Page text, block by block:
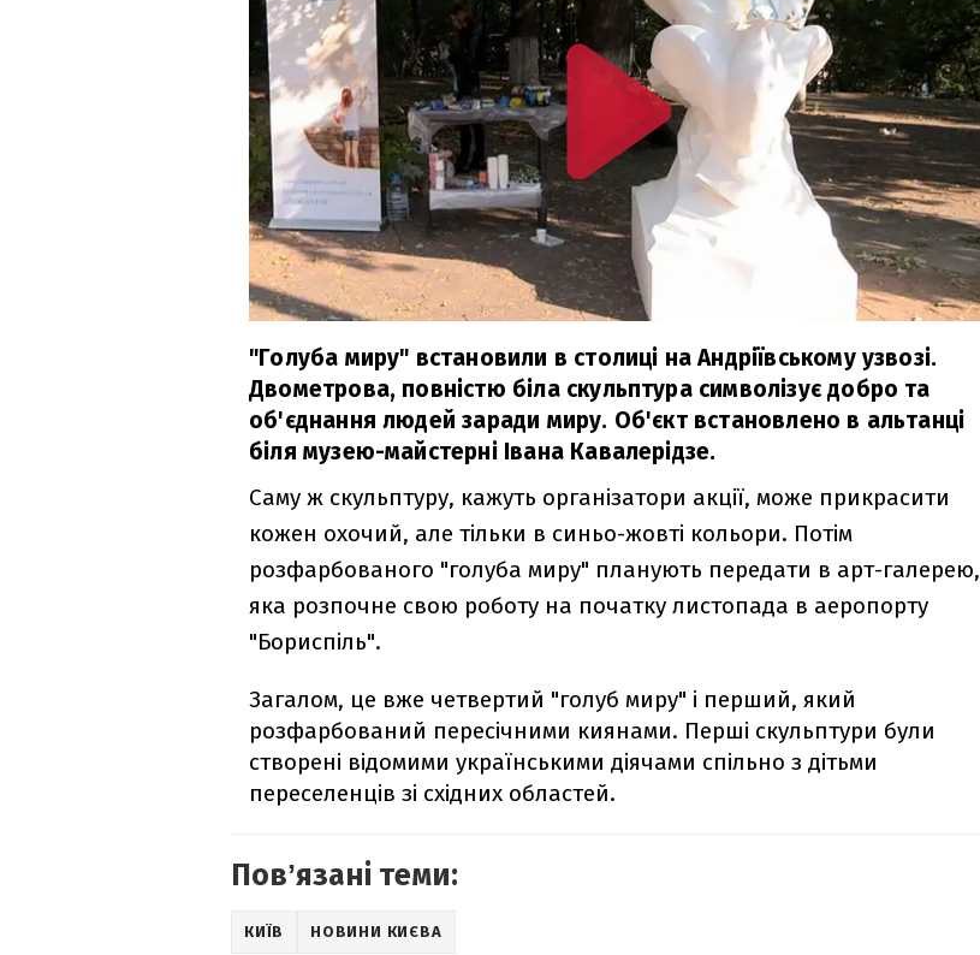
"Голуба миру" встановили в столиці на Андріївському узвозі.
Двометрова, повністю біла скульптура символізує добро та
об'єднання людей заради миру. Об'єкт встановлено в альтанці
біля музею-майстерні Івана Кавалерідзе.
Саму ж скульптуру, кажуть організатори акції, може прикрасити
кожен охочий, але тільки в синьо-жовті кольори. Потім
розфарбованого "голуба миру" планують передати в арт-галерею,
яка розпочне свою роботу на початку листопада в аеропорту
"Бориспіль".
Загалом, це вже четвертий "голуб миру" і перший, який
розфарбований пересічними киянами. Перші скульптури були
створені відомими українськими діячами спільно з дітьми
переселенців зі східних областей.
Повʼязані теми:
КИЇВ НОВИНИ КИЄВА